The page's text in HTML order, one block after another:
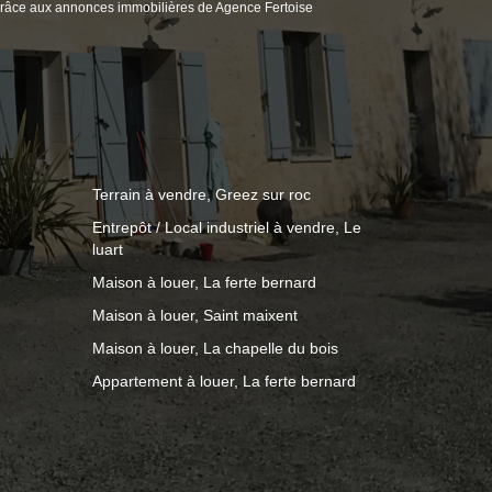
aux annonces immobilières de Agence Fertoise
Terrain à vendre, Greez sur roc
Entrepôt / Local industriel à vendre, Le
luart
Maison à louer, La ferte bernard
Maison à louer, Saint maixent
Maison à louer, La chapelle du bois
Appartement à louer, La ferte bernard